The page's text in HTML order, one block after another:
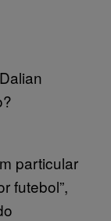
particular
futebol”,